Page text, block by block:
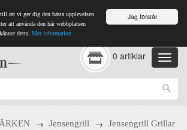
Jag förstår
att vi ger dig den bästa upplevelsen
att använda den här webbplatsen
detta. Mer information
0 artiklar
→ Jensengrill → Jensengrill Grillar